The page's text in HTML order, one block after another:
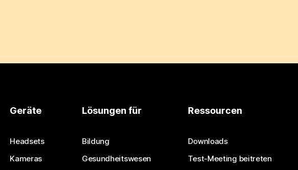
Geräte
Headsets
Kameras
Lösungen für
Bildung
Gesundheitswesen
Ressourcen
Downloads
Test-Meeting beitreten